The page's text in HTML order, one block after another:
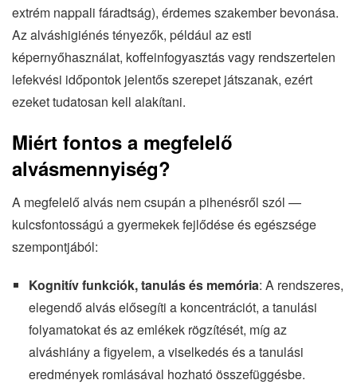
extrém nappali fáradtság), érdemes szakember bevonása.
Az alváshigiénés tényezők, például az esti
képernyőhasználat, koffeinfogyasztás vagy rendszertelen
lefekvési időpontok jelentős szerepet játszanak, ezért
ezeket tudatosan kell alakítani.
Miért fontos a megfelelő
alvásmennyiség?
A megfelelő alvás nem csupán a pihenésről szól —
kulcsfontosságú a gyermekek fejlődése és egészsége
szempontjából:
Kognitív funkciók, tanulás és memória: A rendszeres,
elegendő alvás elősegíti a koncentrációt, a tanulási
folyamatokat és az emlékek rögzítését, míg az
alváshiány a figyelem, a viselkedés és a tanulási
eredmények romlásával hozható összefüggésbe.